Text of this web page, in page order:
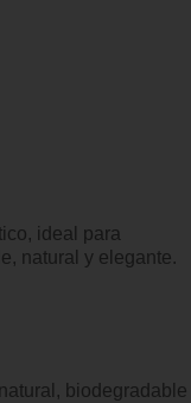
ideal para
natural y elegante.
biodegradable